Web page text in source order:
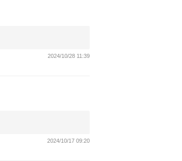
2024/10/28 11:39
2024/10/17 09:20